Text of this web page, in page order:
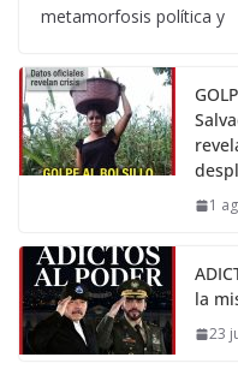
metamorfosis política y
1
la
23